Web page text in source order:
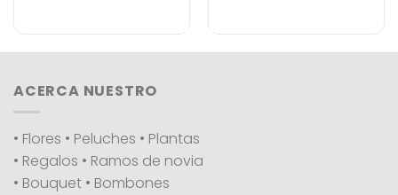
ACERCA NUESTRO
• Flores • Peluches • Plantas
• Regalos • Ramos de novia
• Bouquet • Bombones